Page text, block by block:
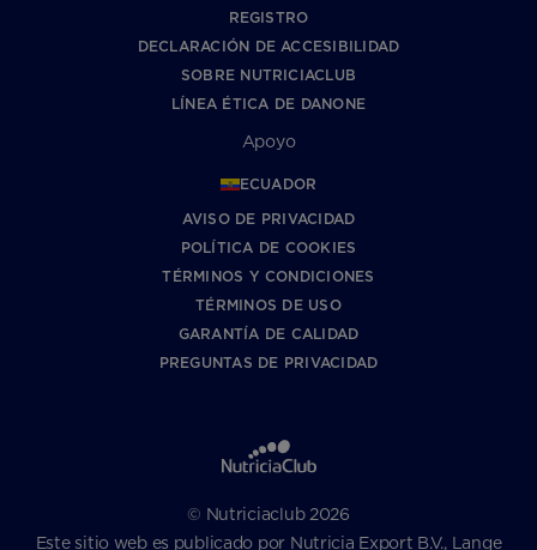
REGISTRO
DECLARACIÓN DE ACCESIBILIDAD
SOBRE NUTRICIACLUB
LÍNEA ÉTICA DE DANONE
Apoyo
ECUADOR
AVISO DE PRIVACIDAD
POLÍTICA DE COOKIES
TÉRMINOS Y CONDICIONES
TÉRMINOS DE USO
GARANTÍA DE CALIDAD
PREGUNTAS DE PRIVACIDAD
© Nutriciaclub 2026
Este sitio web es publicado por Nutricia Export B.V., Lange